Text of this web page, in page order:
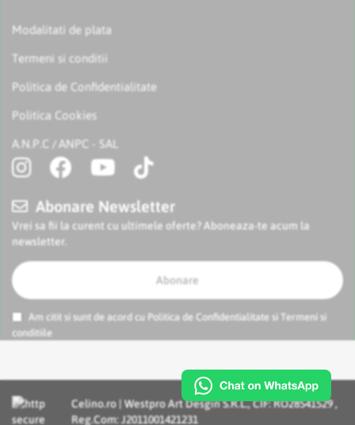
Modalitati de plata
Termeni si conditii
Politica de Confidentialitate
Politica Cookies
A.N.P.C / ANPC - SAL
Abonare Newsletter
Vrei sa fii la curent cu ultimele oferte? Aboneaza-te acum la
newsletter.
Abonare
Am citit si sunt de acord cu Politica de Confidentialitate si
Termeni si
conditiile
Celino.ro | Westpro Art Desgin S.R.L., CIF: RO28541529 ,
Reg.Com: J2011001421231